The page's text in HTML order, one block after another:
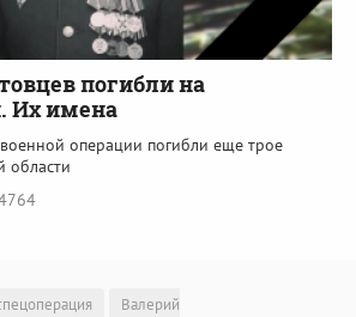
погибли на
Их имена
операции погибли еще трое
области
Валерий